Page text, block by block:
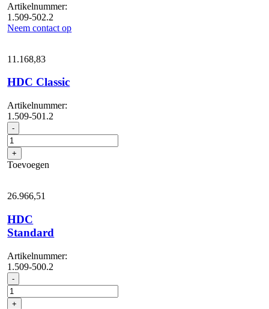
Artikelnummer:
1.509-502.2
Neem contact op
11.168,83
HDC Classic
Artikelnummer:
1.509-501.2
- HDC
Classic
aantal
+
Toevoegen
26.966,51
HDC
Standard
Artikelnummer:
1.509-500.2
- HDC
Standard
aantal
+